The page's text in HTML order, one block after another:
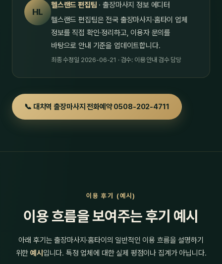
HL
헬스랜드 편집팀 · 출장마사지 정보 에디터
헬스랜드 편집팀은 전국 출장마사지·홈타이 업체
정보를 직접 확인·정리하고, 이용자 문의를
바탕으로 안내 기준을 업데이트합니다.
최종 수정일 2026-06-21 · 검수: 이용 안내 검수 담당
📞 대치역 출장마사지 전화예약 0508-202-4711
이용 후기 (예시)
이용 흐름을 보여주는 후기 예시
아래 후기는 출장마사지·홈타이의 일반적인 이용 흐름을 설명하기
위한예시 입니다. 특정 업체에 대한 실제 평점이나 집계가 아닙니다.